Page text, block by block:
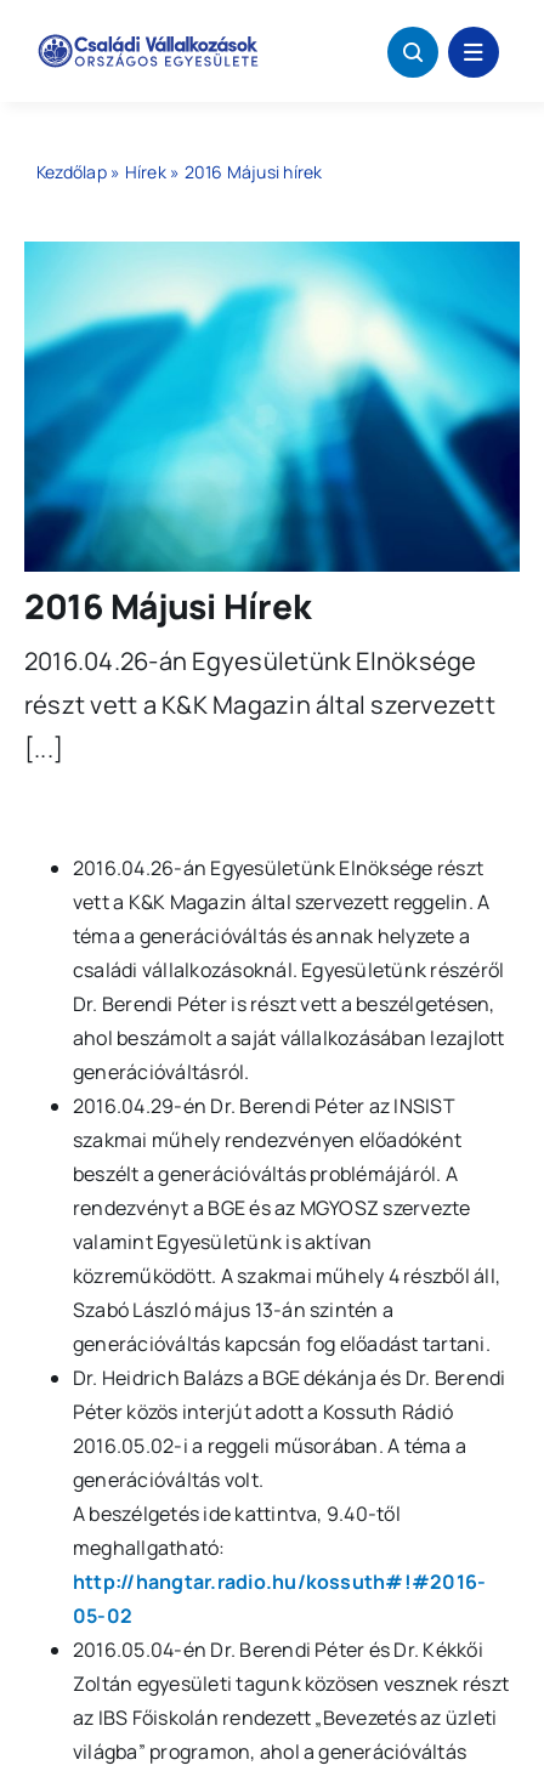
Kezdőlap» Hírek» 2016 Májusi hírek
2016 Májusi Hírek
2016.04.26-án Egyesületünk Elnöksége
részt vett a K&K Magazin által szervezett
[...]
2016.04.26-án Egyesületünk Elnöksége részt
vett a K&K Magazin által szervezett reggelin. A
téma a generációváltás és annak helyzete a
családi vállalkozásoknál. Egyesületünk részéről
Dr. Berendi Péter is részt vett a beszélgetésen,
ahol beszámolt a saját vállalkozásában lezajlott
generációváltásról.
2016.04.29-én Dr. Berendi Péter az INSIST
szakmai műhely rendezvényen előadóként
beszélt a generációváltás problémájáról. A
rendezvényt a BGE és az MGYOSZ szervezte
valamint Egyesületünk is aktívan
közreműködött. A szakmai műhely 4 részből áll,
Szabó László május 13-án szintén a
generációváltás kapcsán fog előadást tartani.
Dr. Heidrich Balázs a BGE dékánja és Dr. Berendi
Péter közös interjút adott a Kossuth Rádió
2016.05.02-i a reggeli műsorában. A téma a
generációváltás volt.
A beszélgetés ide kattintva, 9.40-től
meghallgatható:
http://hangtar.radio.hu/kossuth#!#2016-
05-02
2016.05.04-én Dr. Berendi Péter és Dr. Kékkői
Zoltán egyesületi tagunk közösen vesznek részt
az IBS Főiskolán rendezett „Bevezetés az üzleti
világba” programon, ahol a generációváltás